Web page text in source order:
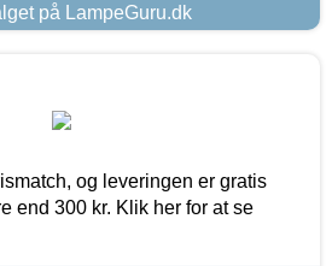
på LampeGuru.dk
og leveringen er gratis
end 300 kr. Klik her for at se